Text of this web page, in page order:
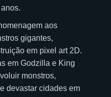
aos
gigantes,
em pixel art 2D.
em Godzilla e King
monstros,
devastar cidades em